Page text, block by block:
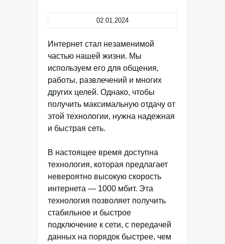
02.01.2024
Интернет стал незаменимой
частью нашей жизни. Мы
используем его для общения,
работы, развлечений и многих
других целей. Однако, чтобы
получить максимальную отдачу от
этой технологии, нужна надежная
и быстрая сеть.
В настоящее время доступна
технология, которая предлагает
невероятно высокую скорость
интернета — 1000 мбит. Эта
технология позволяет получить
стабильное и быстрое
подключение к сети, с передачей
данных на порядок быстрее, чем